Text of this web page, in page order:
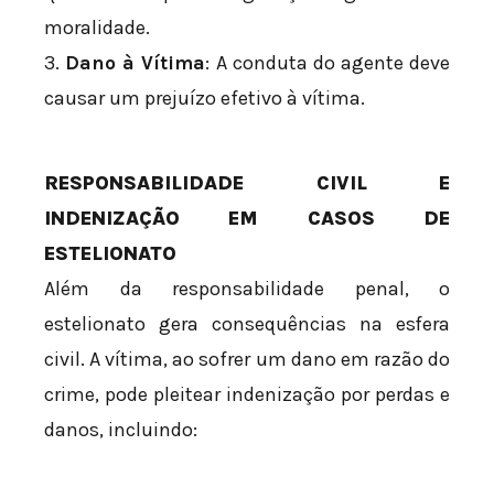
moralidade.
3. Dano à Vítima: A conduta do agente deve
causar um prejuízo efetivo à vítima.
RESPONSABILIDADE CIVIL E
INDENIZAÇÃO EM CASOS DE
ESTELIONATO
Além da responsabilidade penal, o
estelionato gera consequências na esfera
civil. A vítima, ao sofrer um dano em razão do
crime, pode pleitear indenização por perdas e
danos, incluindo: